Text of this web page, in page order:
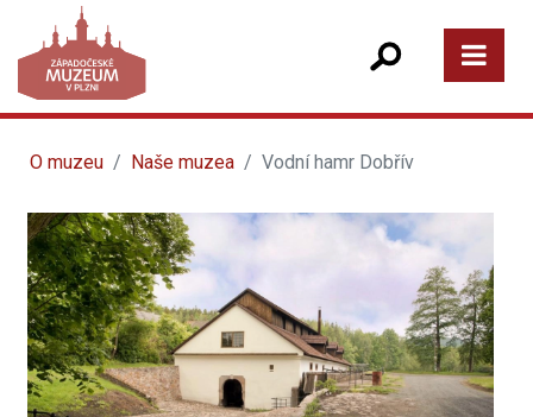
O muzeu Naše muzea Vodní hamr Dobřív